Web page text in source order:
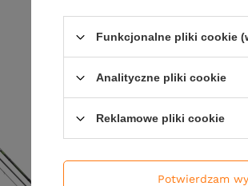
Funkcjonalne pliki cookie
Analityczne pliki cookie
Reklamowe pliki cookie
Potwierdzam